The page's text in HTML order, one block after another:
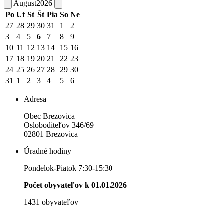
August2026
Po Ut St Št Pia So Ne
27 28 29 30 31 1
2
3
4 5 6 7 8
9
10 11 12 13 14 15 16
17 18 19 20 21 22 23
24 25 26 27 28 29 30
31 1 2 3 4 5 6
Adresa
Obec Brezovica
Osloboditeľov 346/69
02801 Brezovica
Úradné hodiny
Pondelok-Piatok 7:30-15:30
Počet obyvateľov k 01.01.2026
1431 obyvateľov